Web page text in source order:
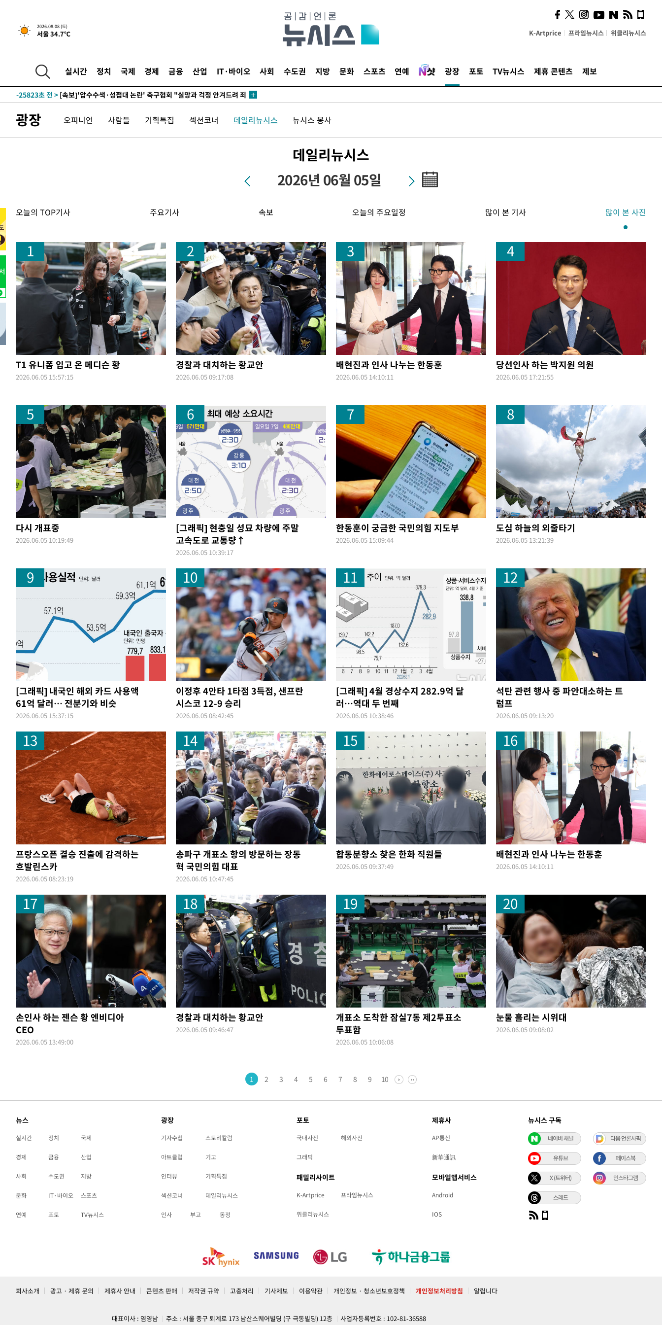
2026.08.08 (토)
서울 34.7℃ K-Artprice 프라임뉴시스 위클리뉴시스
실시간 정치 국제 경제 금융 산업 IT·바이오 사회 수도권 지방 문화 스포츠 연예 광장 포토 TV뉴시스 제휴 콘텐츠 제보
-30288초 전 >
극한폭염 한풀 꺾이지만…'낮 최고 35도' 무더위, 열대야 계속[다음
주 날씨]
-27306초 전 >
-25823초 전 > [속보]'압수수색·성접대 논란' 축구협회 "실망과 걱정 안겨드려 죄
-7570초 전 >
[속보]뉴욕증시 상승 마감…S&P 0.6% 나스닥 1.3%↑
-30288초 전 >극한폭염 한풀 꺾이지만…'낮 최고 35도' 무더위, 열대야 계속[다음
광장 오피니언 사람들 기획특집 섹션코너 데일리뉴시스 뉴시스 봉사
데일리뉴시스
2026년 06월 05일
오늘의 TOP기사 주요기사 속보 오늘의 주요일정 많이 본 기사 많이 본 사진
1
T1 유니폼 입고 온 메디슨 황
2026.06.05 15:57:15
2
경찰과 대치하는 황교안
2026.06.05 09:17:08
3
배현진과 인사 나누는 한동훈
2026.06.05 14:10:11
4
당선인사 하는 박지원 의원
2026.06.05 17:21:55
5
다시 개표중
2026.06.05 10:19:49
6
[그래픽] 현충일 성묘 차량에 주말
고속도로 교통량↑
2026.06.05 10:39:17
7
한동훈이 궁금한 국민의힘 지도부
2026.06.05 15:09:44
8
도심 하늘의 외줄타기
2026.06.05 13:21:39
9
[그래픽] 내국인 해외 카드 사용액
61억 달러… 전분기와 비슷
2026.06.05 15:37:15
10
이정후 4안타 1타점 3득점, 샌프란
시스코 12-9 승리
2026.06.05 08:42:45
11
[그래픽] 4월 경상수지 282.9억 달
러…역대 두 번째
2026.06.05 10:38:46
12
석탄 관련 행사 중 파안대소하는 트
럼프
2026.06.05 09:13:20
13
프랑스오픈 결승 진출에 감격하는
흐발린스카
2026.06.05 08:23:19
14
송파구 개표소 항의 방문하는 장동
혁 국민의힘 대표
2026.06.05 10:47:45
15
합동분향소 찾은 한화 직원들
2026.06.05 09:37:49
16
배현진과 인사 나누는 한동훈
2026.06.05 14:10:11
17
손인사 하는 젠슨 황 엔비디아
CEO
2026.06.05 13:49:00
18
경찰과 대치하는 황교안
2026.06.05 09:46:47
19
개표소 도착한 잠실7동 제2투표소
투표함
2026.06.05 10:06:08
20
눈물 흘리는 시위대
2026.06.05 09:08:02
1 2 3 4 5 6 7 8 9 10
뉴스
실시간 정치 국제
경제 금융 산업
사회 수도권 지방
문화 IT·바이오 스포츠
연예 포토 TV뉴시스
광장
기자수첩 스토리칼럼
아트클럽 기고
인터뷰 기획특집
섹션코너 데일리뉴시스
인사 부고 동정
포토
국내사진 해외사진
그래픽
패밀리사이트
K-Artprice 프라임뉴시스
위클리뉴시스
제휴사
AP통신
新華通訊
모바일앱서비스
Android
IOS
뉴시스 구독
네이버 채널 다음 언론사픽
유튜브 페이스북
X (트위터) 인스타그램
스레드
회사소개 광고 · 제휴 문의 제휴사 안내 콘텐츠 판매 저작권 규약 고충처리 기사제보 이용약관 개인정보 · 청소년보호정책 개인정보처리방침 알립니다
대표이사 : 염영남 주소 : 서울 중구 퇴계로 173 남산스퀘어빌딩 (구 극동빌딩) 12층
사업자등록번호 : 102-81-36588